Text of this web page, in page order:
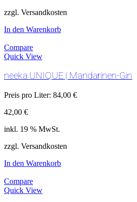
zzgl. Versandkosten
In den Warenkorb
Compare
Quick View
neeka UNIQUE | Mandarinen-Gin
Preis pro Liter: 84,00 €
42,00 €
inkl. 19 % MwSt.
zzgl. Versandkosten
In den Warenkorb
Compare
Quick View